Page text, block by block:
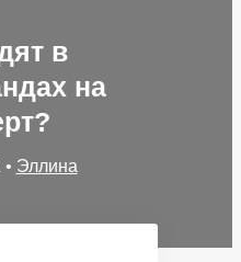
в
на
• Эллина